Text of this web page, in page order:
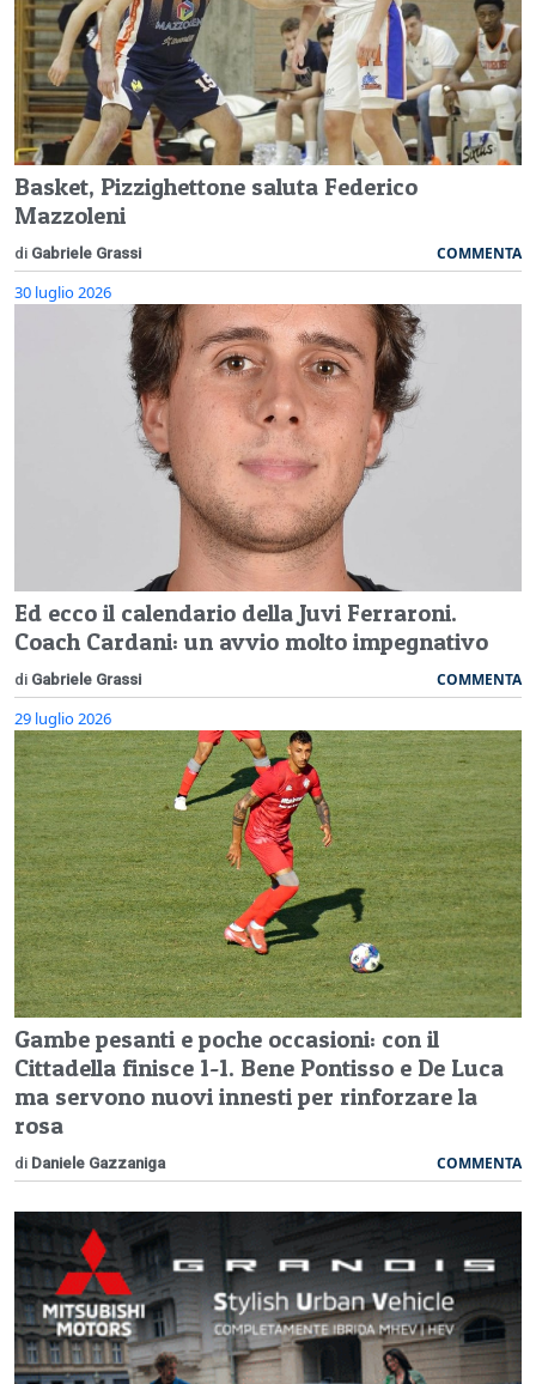
Basket, Pizzighettone saluta Federico
Mazzoleni
di Gabriele Grassi COMMENTA
30 luglio 2026
Ed ecco il calendario della Juvi Ferraroni.
Coach Cardani: un avvio molto impegnativo
di Gabriele Grassi COMMENTA
29 luglio 2026
Gambe pesanti e poche occasioni: con il
Cittadella finisce 1-1. Bene Pontisso e De Luca
ma servono nuovi innesti per rinforzare la
rosa
di Daniele Gazzaniga COMMENTA